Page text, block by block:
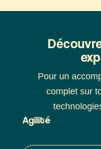
Pour un
complet sur
Agilité